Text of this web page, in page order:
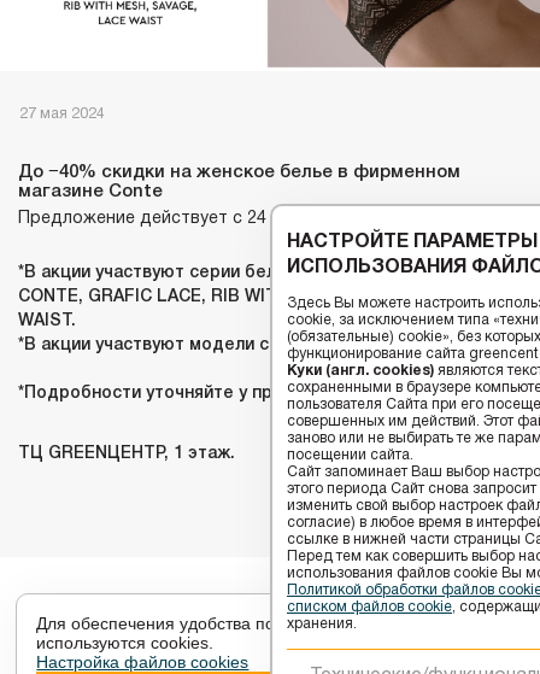
27 мая 2024
До −40% скидки на женское белье в фирменном
магазине Conte
Предложение действует с 24 мая.
*В акции участвуют серии белья BLACK&WHITE, DOUBLE
CONTE, GRAFIC LACE, RIB WITH MESH, SAVAGE, LACE
WAIST.
*В акции участвуют модели с красным ценником.
*Подробности уточняйте у продавцов
ТЦ GREENЦЕНТР, 1 этаж.
Для обеспечения удобства пользователей сайта
используются cookies.
Настройка файлов cookies
НАСТРОЙТЕ ПАРАМЕТРЫ
ИСПОЛЬЗОВАНИЯ
Здесь Вы можете настроить
cookie, за исключением типа
(обязательные) cookie», без
функционирование сайта
Куки (англ. cookies) являются
сохраненными в браузере
пользователя Сайта при его
совершенных им действий. Этот
заново или не выбирать те же
посещении сайта.
Сайт запоминает Ваш выбор
этого периода Сайт снова
изменить свой выбор настроек
согласие) в любое время в
ссылке в нижней части страницы
Перед тем как совершить выбор
использования файлов сookie Вы
Политикой обработки файлов
списком файлов cookie ,
хранения.